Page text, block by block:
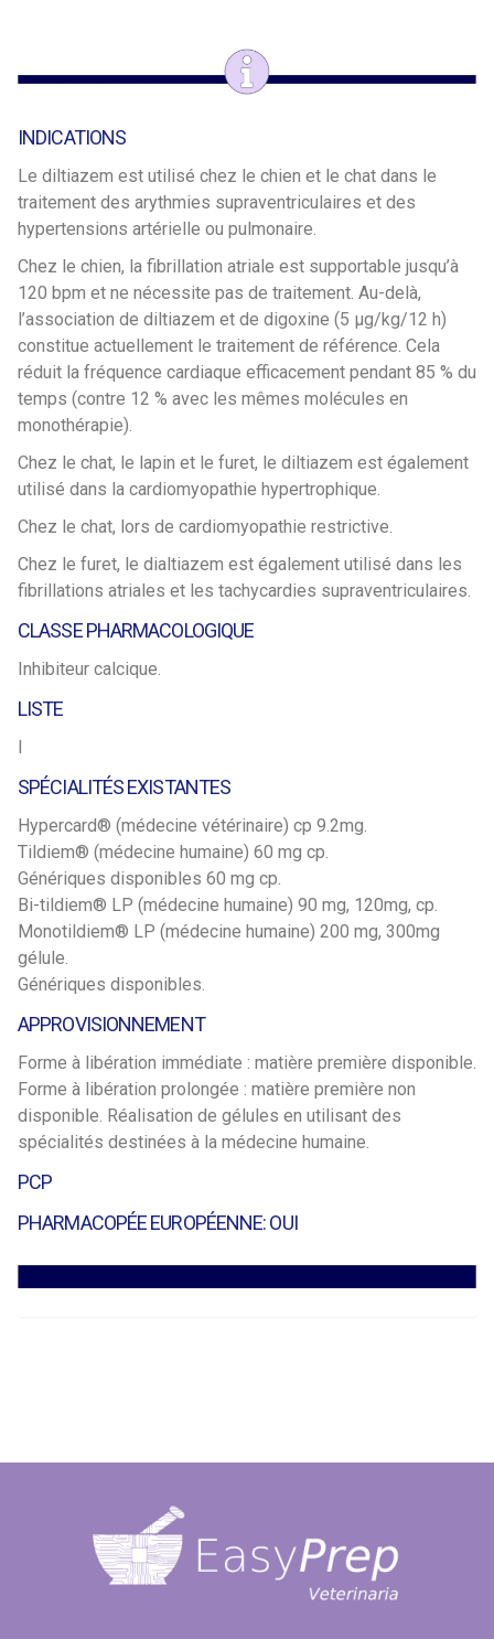
INDICATIONS
Le diltiazem est utilisé chez le chien et le chat dans le
traitement des arythmies supraventriculaires et des
hypertensions artérielle ou pulmonaire.
Chez le chien, la fibrillation atriale est supportable jusqu’à
120 bpm et ne nécessite pas de traitement. Au-delà,
l’association de diltiazem et de digoxine (5 µg/kg/12 h)
constitue actuellement le traitement de référence. Cela
réduit la fréquence cardiaque efficacement pendant 85 % du
temps (contre 12 % avec les mêmes molécules en
monothérapie).
Chez le chat, le lapin et le furet, le diltiazem est également
utilisé dans la cardiomyopathie hypertrophique.
Chez le chat, lors de cardiomyopathie restrictive.
Chez le furet, le dialtiazem est également utilisé dans les
fibrillations atriales et les tachycardies supraventriculaires.
CLASSE PHARMACOLOGIQUE
Inhibiteur calcique.
LISTE
I
SPÉCIALITÉS EXISTANTES
Hypercard® (médecine vétérinaire) cp 9.2mg.
Tildiem® (médecine humaine) 60 mg cp.
Génériques disponibles 60 mg cp.
Bi-tildiem® LP (médecine humaine) 90 mg, 120mg, cp.
Monotildiem® LP (médecine humaine) 200 mg, 300mg
gélule.
Génériques disponibles.
APPROVISIONNEMENT
Forme à libération immédiate : matière première disponible.
Forme à libération prolongée : matière première non
disponible. Réalisation de gélules en utilisant des
spécialités destinées à la médecine humaine.
PCP
PHARMACOPÉE EUROPÉENNE: OUI